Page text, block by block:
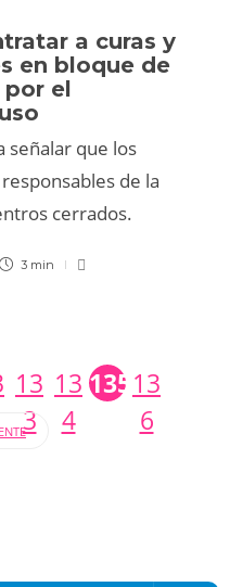
a curas y
en bloque de
el
señalar que los
de la
cerrados.
3 min
13
3
13
4
135 13
6